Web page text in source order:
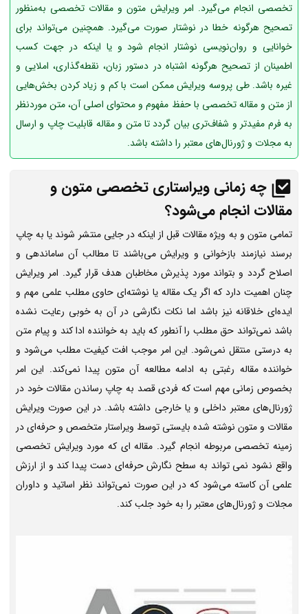
تخصصی انجام می‌گیرد. امر ویرایش متون و مقالات تخصصی به‌منظور
تصحیح هرگونه خطا در نوشتار صورت می‌گیرد. همچنین می‌تواند برای
خوانایی و روان‌نویسی نوشتار انجام شود و یا اینکه در جهت کسب
اطمینان از تصحیح هرگونه اشتباه در دستور زبان، نقطه‌گذاری، املایی و
غیره باشد. طی پروسه ویرایش ممکن است با کم و زیاد کردن بخش‌هایی
از متن و مقاله تخصصی با حفظ مفهوم و محتوای اصلی آن، متن موردنظر
به فرم مفیدتر و شفاف‌تری بیان گردد تا متن و مقاله قابلیت چاپ و ارسال
به مجلات و ژورنال‌های معتبر را داشته باشد.
چه زمانی ویراستاری تخصصی متون و
مقالات انجام می‌شود؟
تمامی متون و به ویژه مقالات قبل از اینکه در جایی منتشر شوند یا به چاپ
برسند نیازمند بازخوانی و ویرایش می‌باشند تا مطالب آن ساماندهی و
اصلاح گردد و بتواند مورد پذیرش مخاطبان هدف قرار گیرد. امر ویرایش
چنان اهمیت دارد که اگر یک مقاله یا نوشته‌ای حاوی مطلب علمی مهم و
ایده‌‌ای خلاقانه نیز باشد اما نکات نگارشی در آن به خوبی رعایت نشده
باشد نمی‌تواند حق مطلب را آنطور که باید به خواننده ادا کند و پیام متن
به درستی منتقل نمی‌شود. این امر موجب افت کیفیت مطلب می‌شود و
خواننده مقاله رغبتی به ادامه مطالعه آن متون پیدا نمی‌کند. این امر
بخصوص زمانی مهم است که فردی قصد به چاپ رساندن مقالات خود در
ژورنال‌های معتبر داخلی و یا خارجی داشته باشد. در این صورت ویرایش
مقالات و متون نوشته شده بایستی توسط ویراستار متخصص و حرفه‌ای در
زمینه تخصصی مربوطه انجام گیرد. مقاله ای که مورد ویرایش تخصصی
واقع نشود نمی تواند به سطح نگارش حرفه‌ای دست پیدا کند و از ارزش
علمی آن کاسته می‌شود که در این صورت نمی‌تواند نظر اساتید و داوران
مجلات و ژورنال‌های معتبر را به خود جلب کند.